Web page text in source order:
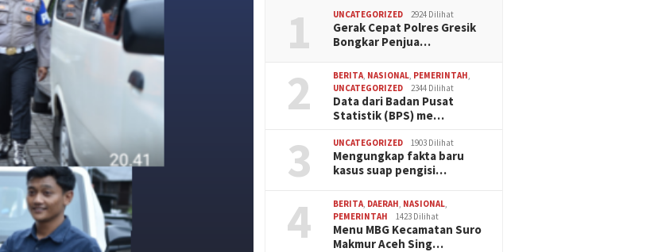
1 UNCATEGORIZED 2924 Dilihat
Gerak Cepat Polres Gresik
Bongkar Penjua…
2 BERITA NASIONAL PEMERINTAH
UNCATEGORIZED
2344 Dilihat
Data dari Badan Pusat
Statistik (BPS) me…
3 UNCATEGORIZED 1903 Dilihat
Mengungkap fakta baru
kasus suap pengisi…
4 BERITA DAERAH NASIONAL
PEMERINTAH
1423 Dilihat
Menu MBG Kecamatan Suro
Makmur Aceh Sing…